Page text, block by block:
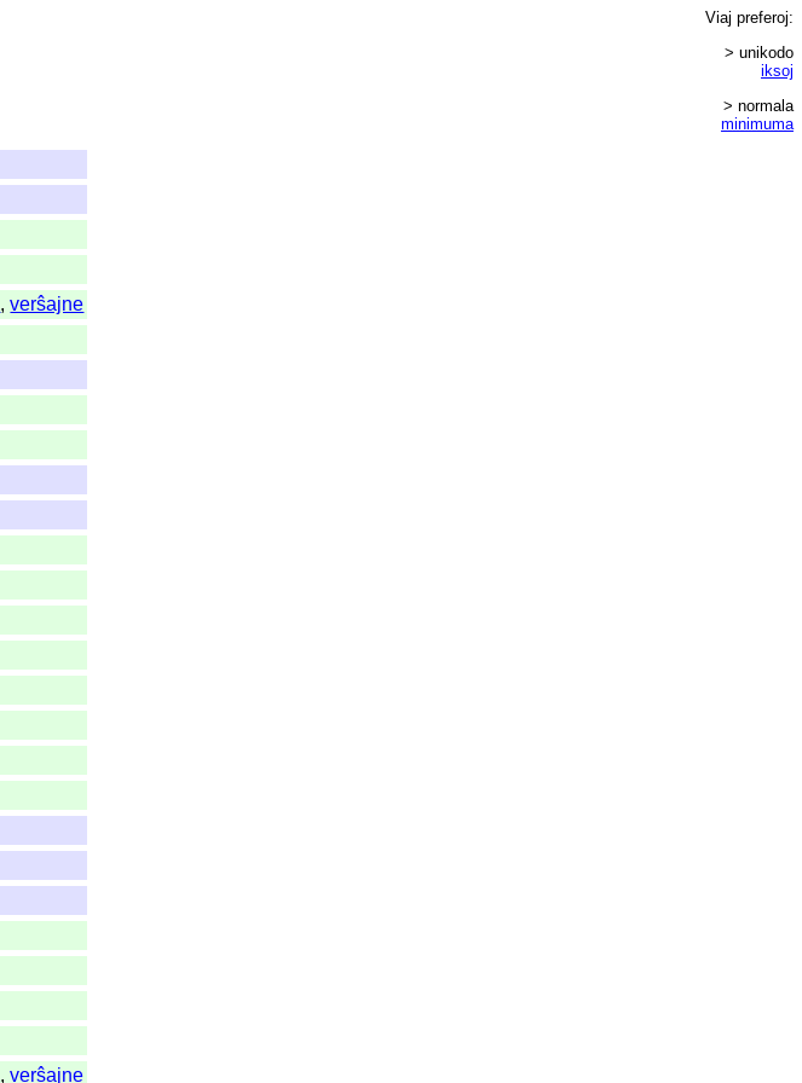
,verŝajne
,verŝajne
Viaj preferoj:
> unikodo
iksoj
> normala
minimuma